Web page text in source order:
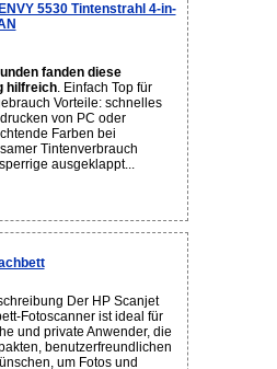
5530 Tintenstrahl 4-in-
fanden diese
hilfreich. Einfach Top für
Vorteile: schnelles
von PC oder
Farben bei
Tintenverbrauch
ausgeklappt...
Der HP Scanjet
Fotoscanner ist ideal für
und private Anwender, die
benutzerfreundlichen
um Fotos und